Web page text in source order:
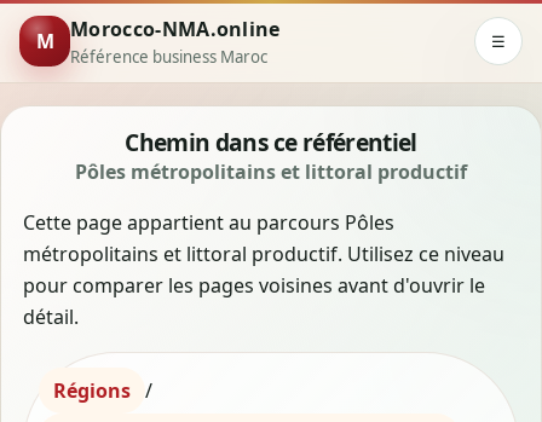
M Morocco-NMA.online
Référence business Maroc
☰
Chemin dans ce référentiel
Pôles métropolitains et littoral productif
Cette page appartient au parcours Pôles
métropolitains et littoral productif. Utilisez ce niveau
pour comparer les pages voisines avant d'ouvrir le
détail.
Régions /